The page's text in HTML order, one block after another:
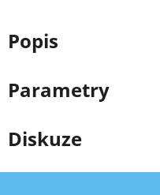
Popis
Parametry
Diskuze
Z